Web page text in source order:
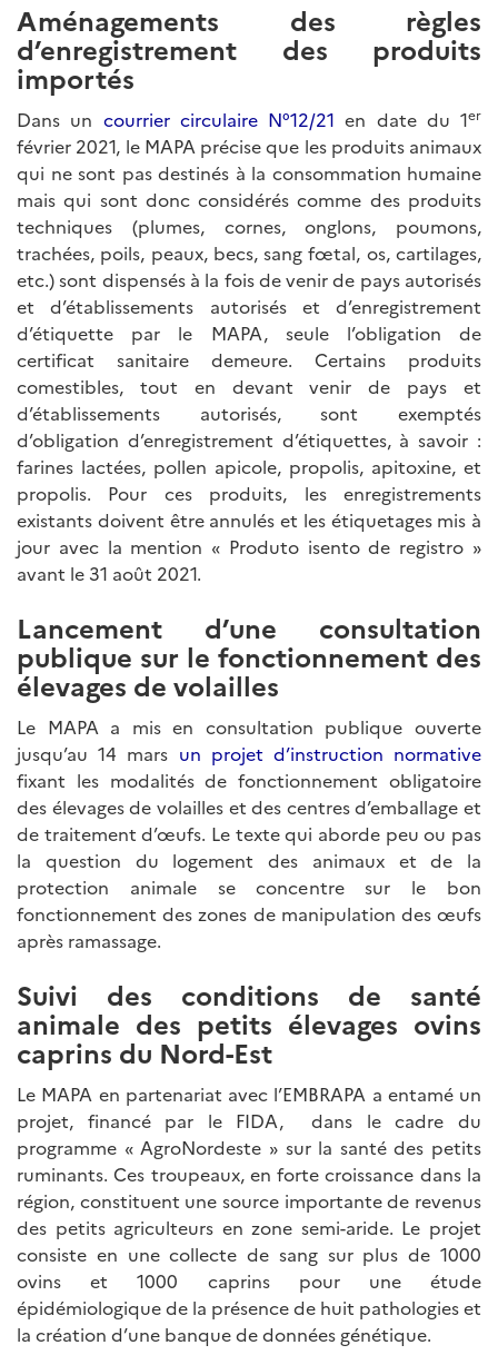
Aménagements des règles
d’enregistrement des produits
importés
Dans un courrier circulaire N°12/21 en date du 1er
février 2021, le MAPA précise que les produits animaux
qui ne sont pas destinés à la consommation humaine
mais qui sont donc considérés comme des produits
techniques (plumes, cornes, onglons, poumons,
trachées, poils, peaux, becs, sang fœtal, os, cartilages,
etc.) sont dispensés à la fois de venir de pays autorisés
et d’établissements autorisés et d’enregistrement
d’étiquette par le MAPA, seule l’obligation de
certificat sanitaire demeure. Certains produits
comestibles, tout en devant venir de pays et
d’établissements autorisés, sont exemptés
d’obligation d’enregistrement d’étiquettes, à savoir :
farines lactées, pollen apicole, propolis, apitoxine, et
propolis. Pour ces produits, les enregistrements
existants doivent être annulés et les étiquetages mis à
jour avec la mention « Produto isento de registro »
avant le 31 août 2021.
Lancement d’une consultation
publique sur le fonctionnement des
élevages de volailles
Le MAPA a mis en consultation publique ouverte
jusqu’au 14 mars un projet d’instruction normative
fixant les modalités de fonctionnement obligatoire
des élevages de volailles et des centres d’emballage et
de traitement d’œufs. Le texte qui aborde peu ou pas
la question du logement des animaux et de la
protection animale se concentre sur le bon
fonctionnement des zones de manipulation des œufs
après ramassage.
Suivi des conditions de santé
animale des petits élevages ovins
caprins du Nord-Est
Le MAPA en partenariat avec l’EMBRAPA a entamé un
projet, financé par le FIDA, dans le cadre du
programme « AgroNordeste » sur la santé des petits
ruminants. Ces troupeaux, en forte croissance dans la
région, constituent une source importante de revenus
des petits agriculteurs en zone semi-aride. Le projet
consiste en une collecte de sang sur plus de 1000
ovins et 1000 caprins pour une étude
épidémiologique de la présence de huit pathologies et
la création d’une banque de données génétique.